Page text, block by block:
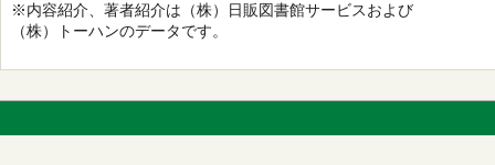
※内容紹介、著者紹介は（株）日販図書館サービスおよび
（株）トーハンのデータです。